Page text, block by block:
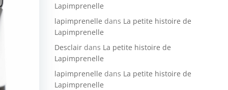
Lapimprenelle
lapimprenelle dans La petite histoire de
Lapimprenelle
Desclairdans La petite histoire de
Lapimprenelle
lapimprenelle dans La petite histoire de
Lapimprenelle